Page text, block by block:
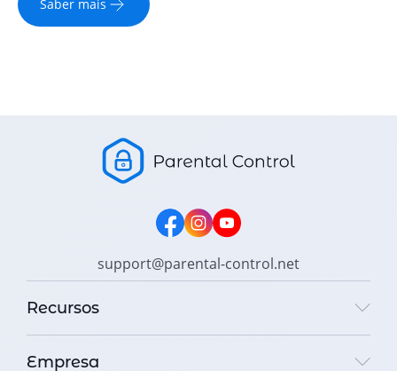
Saber mais
support@parental-control.net
Recursos
Empresa